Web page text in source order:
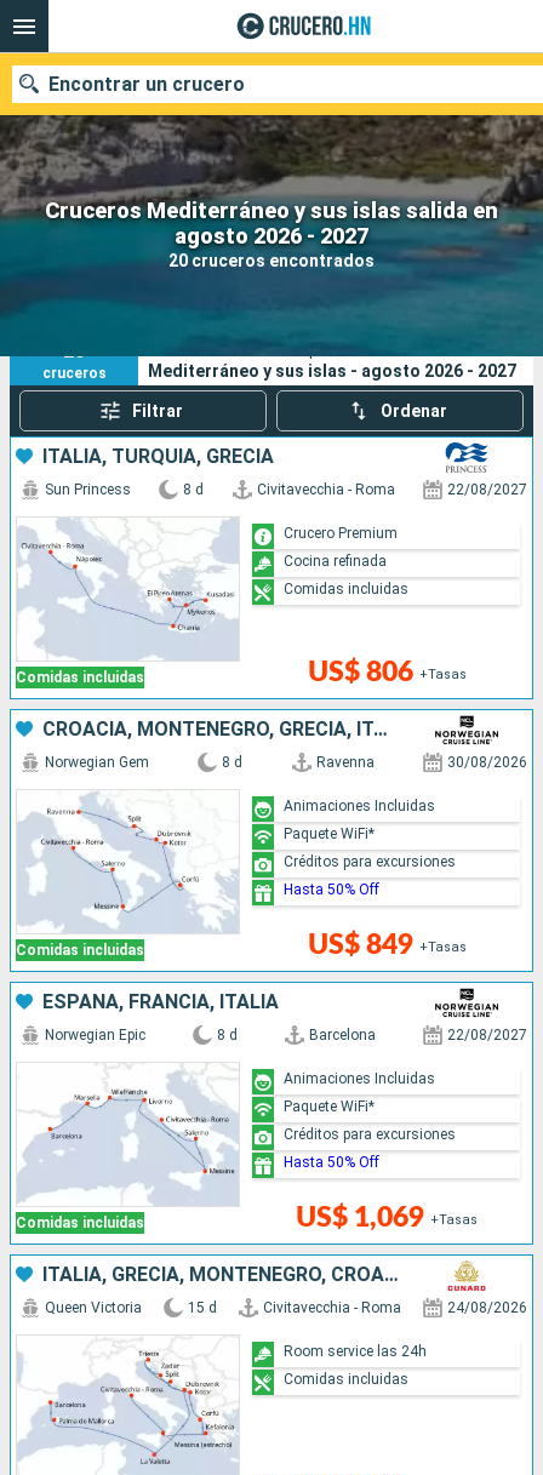
Cruceros Mediterráneo y sus islas salida en
agosto 2026 - 2027
20 cruceros encontrados
Encontrar un crucero
Nuestros destinos
Fecha de salida
Compañías
Buscar
20
cruceros
Sus criterios de búsqueda:
Mediterráneo y sus islas - agosto 2026 - 2027
Filtrar Ordenar
ITALIA, TURQUÍA, GRECIA
Comidas incluidas
Sun Princess 8 d Civitavecchia - Roma 22/08/2027
US$ 806 +Tasas
Crucero Premium
Cocina refinada
Comidas incluidas
CROACIA, MONTENEGRO, GRECIA, ITALIA
Comidas incluidas
Norwegian Gem 8 d Ravenna 30/08/2026
US$ 849 +Tasas
Animaciones Incluidas
Paquete WiFi*
Créditos para excursiones
Hasta 50% Off
ESPAÑA, FRANCIA, ITALIA
Comidas incluidas
Norwegian Epic 8 d Barcelona 22/08/2027
US$ 1,069 +Tasas
Animaciones Incluidas
Paquete WiFi*
Créditos para excursiones
Hasta 50% Off
ITALIA, GRECIA, MONTENEGRO, CROACIA, MALTA, ESPAÑA
Queen Victoria 15 d Civitavecchia - Roma 24/08/2026
Room service las 24h
Comidas incluidas